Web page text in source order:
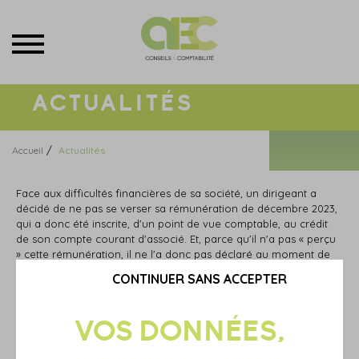
ACTUALITÉS
Accueil / Actualités
Face aux difficultés financières de sa société, un dirigeant a
décidé de ne pas se verser sa rémunération de décembre 2023,
qui a donc été inscrite, d'un point de vue comptable, au crédit
de son compte courant d'associé. Et, parce qu'il n'a pas « perçu
» cette rémunération, il ne l'a donc pas déclaré au moment de
que l'administration fiscale voit les choses différemment : pour
Qui a raison ?
CONTINUER SANS ACCEPTER